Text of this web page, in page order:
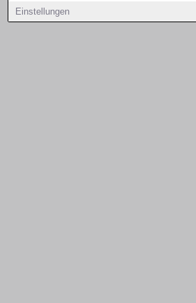
Einstellungen
Copyright © 2000 - 2026 | 1A Infosysteme